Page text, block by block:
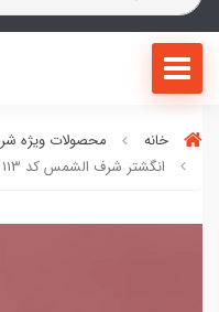
خانه محصولات ویژه
انگشتر شرف الشمس کد 113